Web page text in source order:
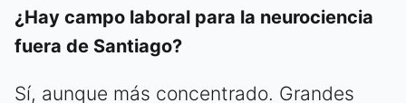
¿Hay campo laboral para la neurociencia
fuera de Santiago?
Sí, aunque más concentrado. Grandes